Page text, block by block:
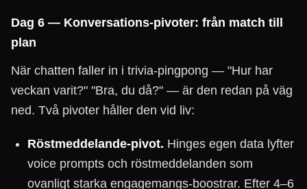
Dag 6 — Konversations-pivoter: från match till
plan
När chatten faller in i trivia-pingpong — "Hur har
veckan varit?" "Bra, du då?" — är den redan på väg
ned. Två pivoter håller den vid liv:
Röstmeddelande-pivot. Hinges egen data lyfter
voice prompts och röstmeddelanden som
ovanligt starka engagemangs-boostrar. Efter 4–6